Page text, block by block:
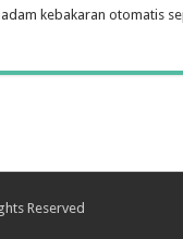
kebakaran otomatis
Reserved